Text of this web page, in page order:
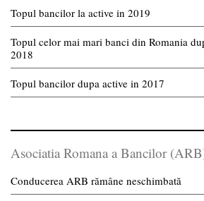
Topul bancilor la active in 2019
Topul celor mai mari banci din Romania
2018
Topul bancilor dupa active in 2017
Asociatia Romana a Bancilor
Conducerea ARB rămâne neschimbată